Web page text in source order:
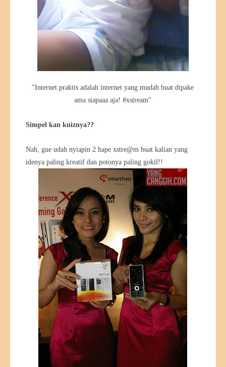
"Internet praktis adalah internet yang mudah buat dipake
ama siapaaa aja! #xstream"
Simpel kan kuiznya??
Nah, gue udah nyiapin 2 hape xstre@m buat kalian yang
idenya paling kreatif dan potonya paling gokil!!